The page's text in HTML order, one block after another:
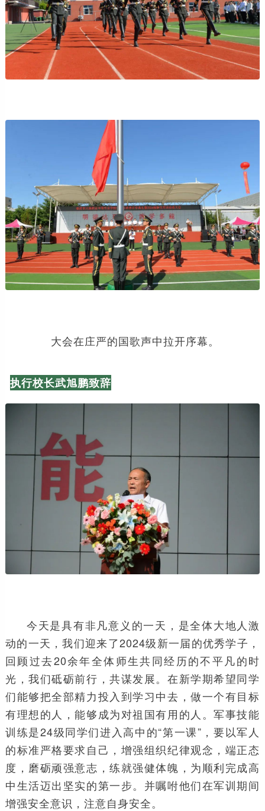
大会在庄严的国歌声中拉开序幕。
执行校长武旭鹏致辞
今天是具有非凡意义的一天，是全体大地人激
动的一天，我们迎来了2024级新一届的优秀学子，
回顾过去20余年全体师生共同经历的不平凡的时
光，我们砥砺前行，共谋发展。在新学期希望同学
们能够把全部精力投入到学习中去，做一个有目标
有理想的人，能够成为对祖国有用的人。军事技能
训练是24级同学们进入高中的“第一课”，要以军人
的标准严格要求自己，增强组织纪律观念，端正态
度，磨砺顽强意志，练就强健体魄，为顺利完成高
中生活迈出坚实的第一步。并嘱咐他们在军训期间
增强安全意识，注意自身安全。